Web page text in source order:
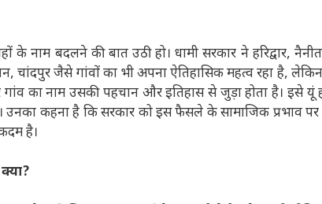
के नाम बदलने की बात उठी हो। धामी सरकार ने हरिद्वार,
चांदपुर जैसे गांवों का भी अपना ऐतिहासिक महत्व रहा है,
गांव का नाम उसकी पहचान और इतिहास से जुड़ा होता है। इसे
कहना है कि सरकार को इस फैसले के सामाजिक प्रभाव पर
है।